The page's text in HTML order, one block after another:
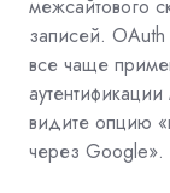
межсайтового
записей.
все чаще
видите опцию
через Google».